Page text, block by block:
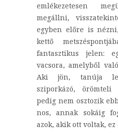
emlékezetesen
megállni,
egyben előre is
kettő
fantasztikus jelen:
vacsora, amelyből
Aki jön, tanúja
sziporkázó,
pedig nem osztozik
nos, annak sokáig
azok, akik ott voltak, ez